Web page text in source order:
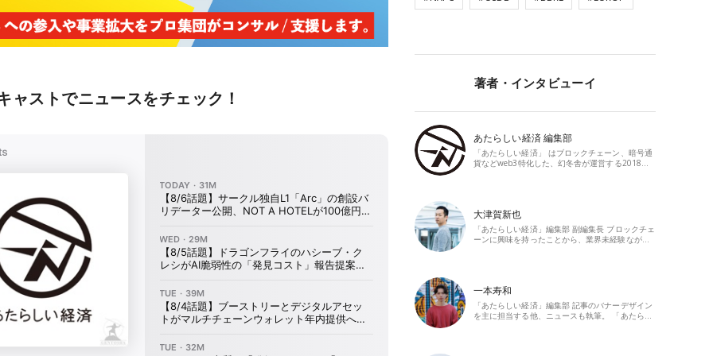
ャストでニュースをチェック！
著者・インタビューイ
あたらしい経済 編集部
「あたらしい経済」 はブロックチェーン、暗号通
貨などweb3特化した、幻冬舎が運営する2018…
大津賀新也
「あたらしい経済」編集部 副編集長 ブロックチェ
ーンに興味を持ったことから、業界未経験なが…
一本寿和
「あたらしい経済」編集部 記事のバナーデザイン
を主に担当する他、ニュースも執筆。 「あたら…